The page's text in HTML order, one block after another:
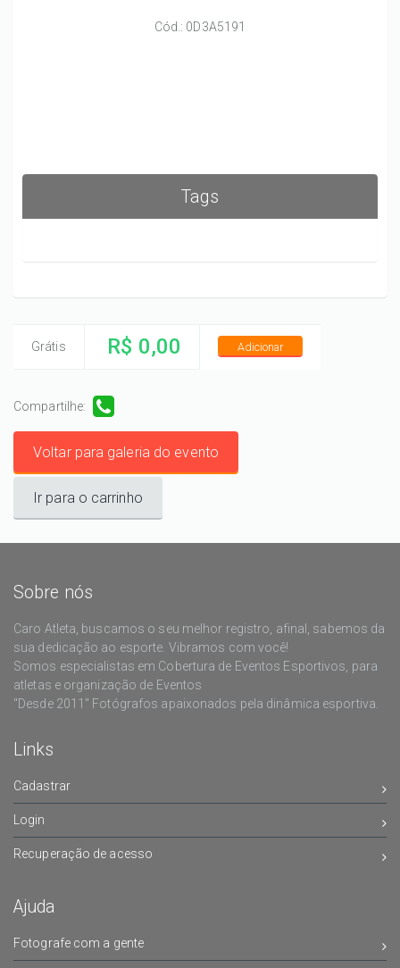
Cód.: 0D3A5191
Tags
Grátis R$ 0,00 Adicionar
Compartilhe:
Voltar para galeria do evento
Ir para o carrinho
Sobre nós
Caro Atleta, buscamos o seu melhor registro, afinal, sabemos da
sua dedicação ao esporte. Vibramos com você!
Somos especialistas em Cobertura de Eventos Esportivos, para
atletas e organização de Eventos
"Desde 2011" Fotógrafos apaixonados pela dinâmica esportiva.
Links
Cadastrar
Login
Recuperação de acesso
Ajuda
Fotografe com a gente